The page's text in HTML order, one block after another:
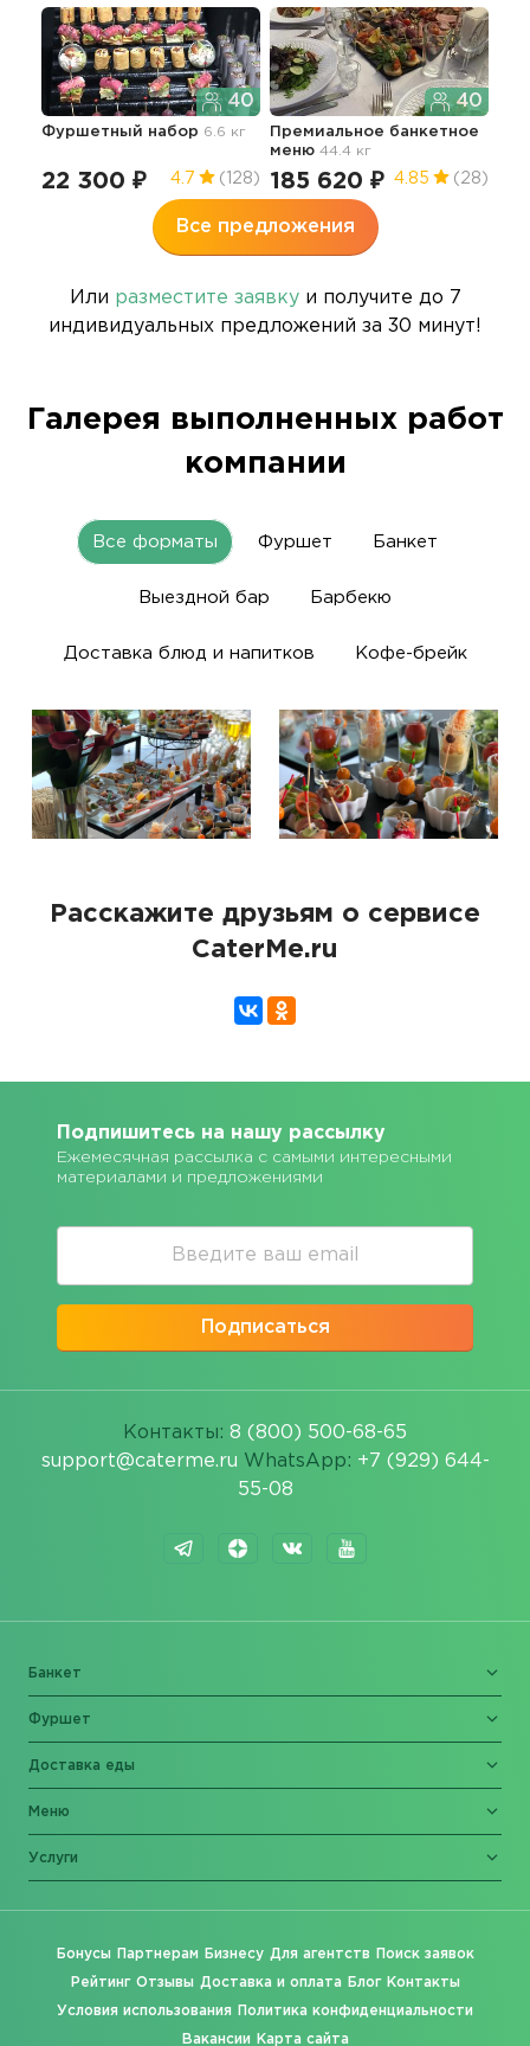
40
Фуршетный набор 6.6 кг
22 300 ₽ 4.7 (128)
40
Премиальное банкетное
меню 44.4 кг
185 620 ₽ 4.85 (28)
Все предложения
Или разместите заявкуи получите до 7
индивидуальных предложений за 30 минут!
Галерея выполненных работ
компании
Все форматы Фуршет Банкет
Выездной бар Барбекю
Доставка блюд и напитков Кофе-брейк
Расскажите друзьям о сервисе
CaterMe.ru
Подпишитесь на нашу рассылку
Ежемесячная рассылка с самыми интересными
материалами и предложениями
Подписаться
Контакты: 8 (800) 500-68-65
support@caterme.ru WhatsApp: +7 (929) 644-
55-08
Банкет
Фуршет
Доставка еды
Меню
Услуги
Бонусы Партнерам Бизнесу Для агентств Поиск заявок
Рейтинг Отзывы Доставка и оплата Блог Контакты
Условия использования Политика конфиденциальности
Вакансии Карта сайта